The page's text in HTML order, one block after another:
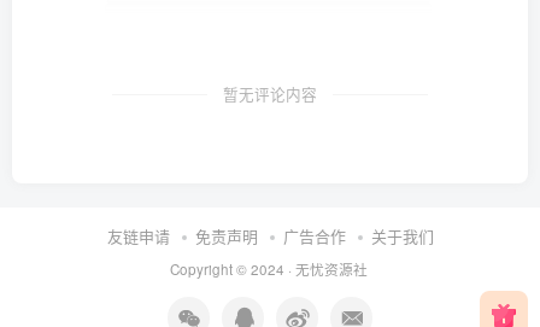
暂无评论内容
友链申请 免责声明 广告合作 关于我们
Copyright © 2024 · 无忧资源社